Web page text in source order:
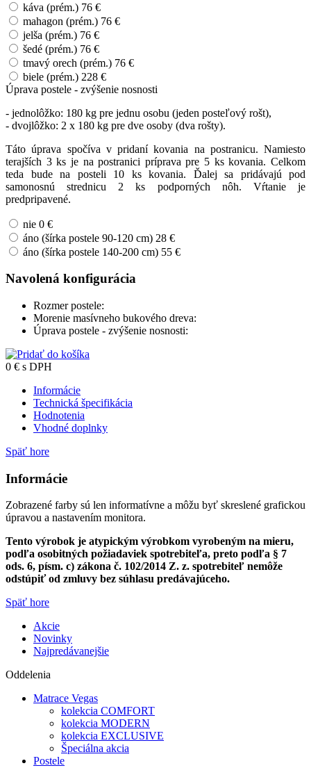
káva (prém.) 76 €
mahagon (prém.) 76 €
jelša (prém.) 76 €
šedé (prém.) 76 €
tmavý orech (prém.) 76 €
biele (prém.) 228 €
Úprava postele - zvýšenie nosnosti
- jednolôžko: 180 kg pre jednu osobu (jeden posteľový rošt),
- dvojlôžko: 2 x 180 kg pre dve osoby (dva rošty).
Táto úprava spočíva v pridaní kovania na postranicu. Namiesto
terajších 3 ks je na postranici príprava pre 5 ks kovania. Celkom
teda bude na posteli 10 ks kovania. Ďalej sa pridávajú pod
samonosnú strednicu 2 ks podporných nôh. Vŕtanie je
predpripavené.
nie 0 €
áno (šírka postele 90-120 cm) 28 €
áno (šírka postele 140-200 cm) 55 €
Navolená konfigurácia
Rozmer postele:
Morenie masívneho bukového dreva:
Úprava postele - zvýšenie nosnosti:
0 € s DPH
Informácie
Technická špecifikácia
Hodnotenia
Vhodné doplnky
Späť hore
Informácie
Zobrazené farby sú len informatívne a môžu byť skreslené grafickou
úpravou a nastavením monitora.
Tento výrobok je atypickým výrobkom vyrobeným na mieru,
podľa osobitných požiadaviek spotrebiteľa, preto podľa § 7
ods. 6, písm. c) zákona č. 102/2014 Z. z. spotrebiteľ nemôže
odstúpiť od zmluvy bez súhlasu predávajúceho.
Späť hore
Akcie
Novinky
Najpredávanejšie
Oddelenia
Matrace Vegas
kolekcia COMFORT
kolekcia MODERN
kolekcia EXCLUSIVE
Špeciálna akcia
Postele